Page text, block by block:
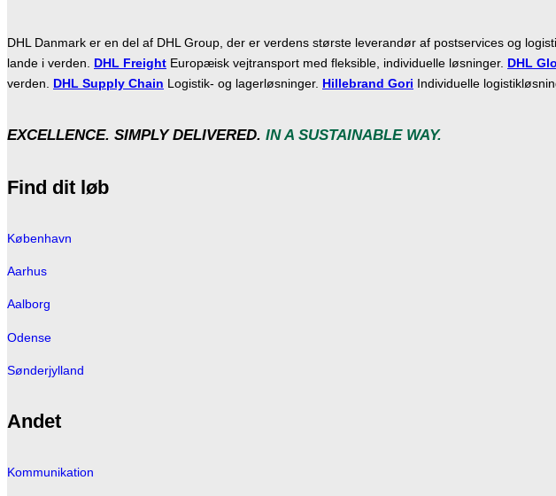
DHL Danmark er en del af DHL Group, der er verdens største leverandør af postservices og
lande i verden. DHL Freight Europæisk vejtransport med fleksible, individuelle løsninger. DHL
verden. DHL Supply Chain Logistik- og lagerløsninger. Hillebrand Gori Individuelle
EXCELLENCE. SIMPLY DELIVERED. IN A SUSTAINABLE WAY.
Find dit løb
København
Aarhus
Aalborg
Odense
Sønderjylland
Andet
Kommunikation